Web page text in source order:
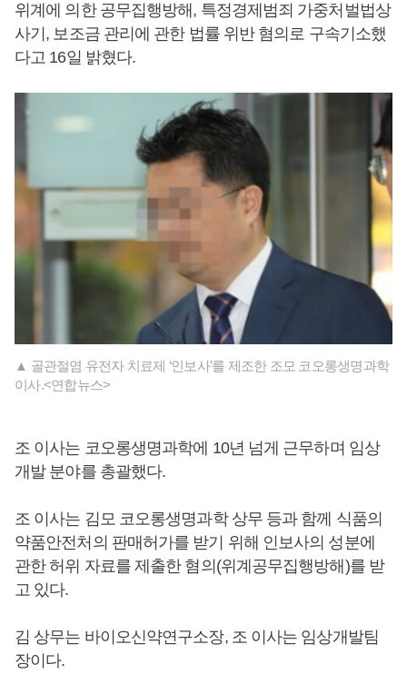
위계에 의한 공무집행방해, 특정경제범죄 가중처벌법상
사기, 보조금 관리에 관한 법률 위반 혐의로 구속기소했
다고 16일 밝혔다.
▲ 골관절염 유전자 치료제 ‘인보사’를 제조한 조모 코오롱생명과학
이사.<연합뉴스>
조 이사는 코오롱생명과학에 10년 넘게 근무하며 임상
개발 분야를 총괄했다.
조 이사는 김모 코오롱생명과학 상무 등과 함께 식품의
약품안전처의 판매허가를 받기 위해 인보사의 성분에
관한 허위 자료를 제출한 혐의(위계공무집행방해)를 받
고 있다.
김 상무는 바이오신약연구소장, 조 이사는 임상개발팀
장이다.